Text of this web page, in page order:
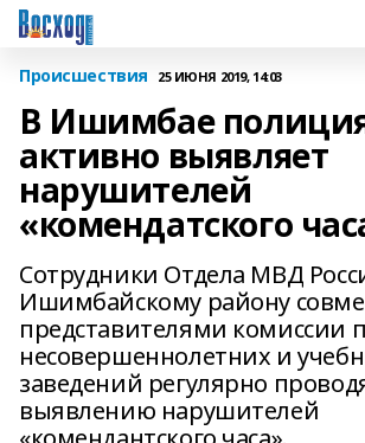
Происшествия 25 ИЮНЯ 2019, 14:03
В Ишимбае
активно выявляет
нарушителей
«комендатского
Сотрудники Отдела МВД
Ишимбайскому району
представителями комиссии
несовершеннолетних и
заведений регулярно
выявлению нарушителей